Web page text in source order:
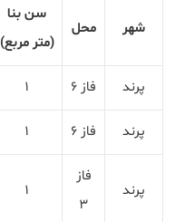
شهر محل
سن بنا
(متر مربع)
پرند فاز 6 1
پرند فاز 6 1
پرند
فاز
3
1